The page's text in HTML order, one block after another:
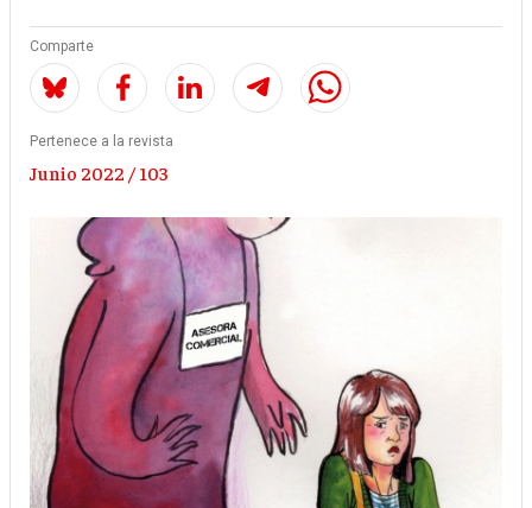
Comparte
Pertenece a la revista
Junio 2022 / 103